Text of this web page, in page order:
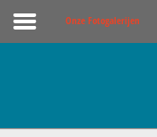
Onze Fotogalerijen